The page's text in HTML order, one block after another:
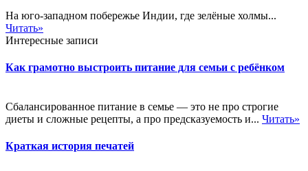
На юго-западном побережье Индии, где зелёные холмы...
Читать»
Интересные записи
Как грамотно выстроить питание для семьи с ребёнком
Сбалансированное питание в семье — это не про строгие
диеты и сложные рецепты, а про предсказуемость и... Читать»
Краткая история печатей